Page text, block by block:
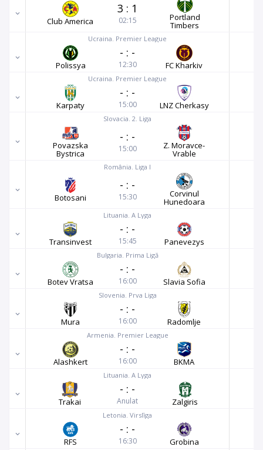
Club America
3 : 1
02:15 Portland
Timbers
Ucraina. Premier League
Polissya
- : -
12:30 FC Kharkiv
Ucraina. Premier League
Karpaty
- : -
15:00 LNZ Cherkasy
Slovacia. 2. Liga
Povazska
Bystrica
- : -
15:00 Z. Moravce-
Vrable
România. Liga I
Botosani
- : -
15:30 Corvinul
Hunedoara
Lituania. A Lyga
Transinvest
- : -
15:45 Panevezys
Bulgaria. Prima Ligă
Botev Vratsa
- : -
16:00 Slavia Sofia
Slovenia. Prva Liga
Mura
- : -
16:00 Radomlje
Armenia. Premier League
Alashkert
- : -
16:00 BKMA
Lituania. A Lyga
Trakai
- : -
Anulat Zalgiris
Letonia. Virslīga
RFS
- : -
16:30 Grobina